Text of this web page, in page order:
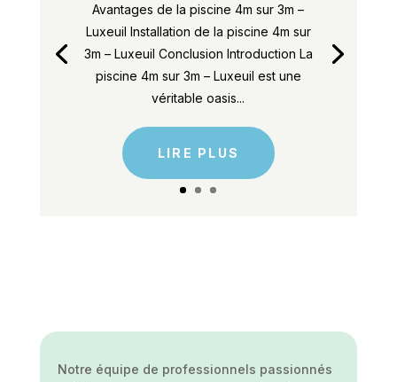
Avantages de la piscine 4m sur 3m –
Luxeuil Installation de la piscine 4m sur
3m – Luxeuil Conclusion Introduction La
piscine 4m sur 3m – Luxeuil est une
véritable oasis...
LIRE PLUS
Notre équipe de professionnels passionnés